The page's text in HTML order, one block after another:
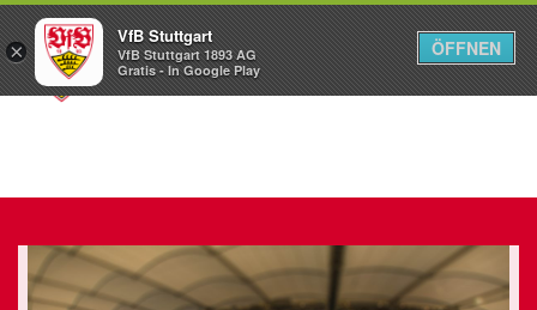
Menü
×
VfB Stuttgart
VfB Stuttgart 1893 AG
Gratis - In Google Play
ÖFFNEN